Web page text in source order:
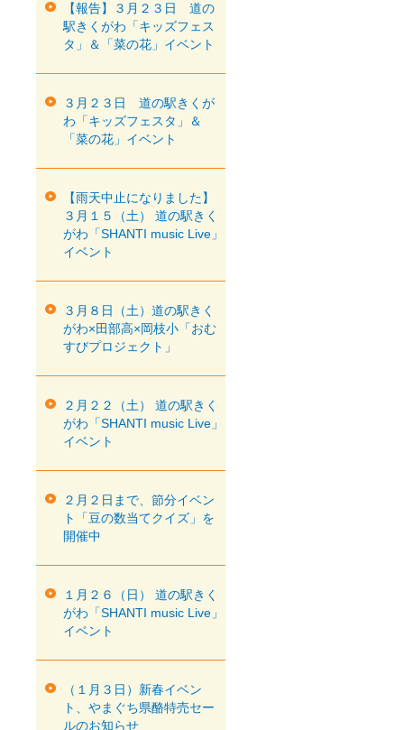
【報告】３月２３日 道の
駅きくがわ「キッズフェス
タ」＆「菜の花」イベント
３月２３日 道の駅きくが
わ「キッズフェスタ」＆
「菜の花」イベント
【雨天中止になりました】
３月１５（土） 道の駅きく
がわ「SHANTI music Live」
イベント
３月８日（土）道の駅きく
がわ×田部高×岡枝小「おむ
すびプロジェクト」
２月２２（土） 道の駅きく
がわ「SHANTI music Live」
イベント
２月２日まで、節分イベン
ト「豆の数当てクイズ」を
開催中
１月２６（日） 道の駅きく
がわ「SHANTI music Live」
イベント
（１月３日）新春イベン
ト、やまぐち県酪特売セー
ルのお知らせ